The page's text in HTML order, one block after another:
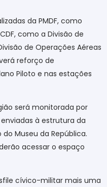
da PMDF, como
como a Divisão de
de Operações Aéreas
reforço de
Piloto e nas estações
será monitorada por
à estrutura da
Museu da República.
acessar o espaço
cívico-militar mais uma